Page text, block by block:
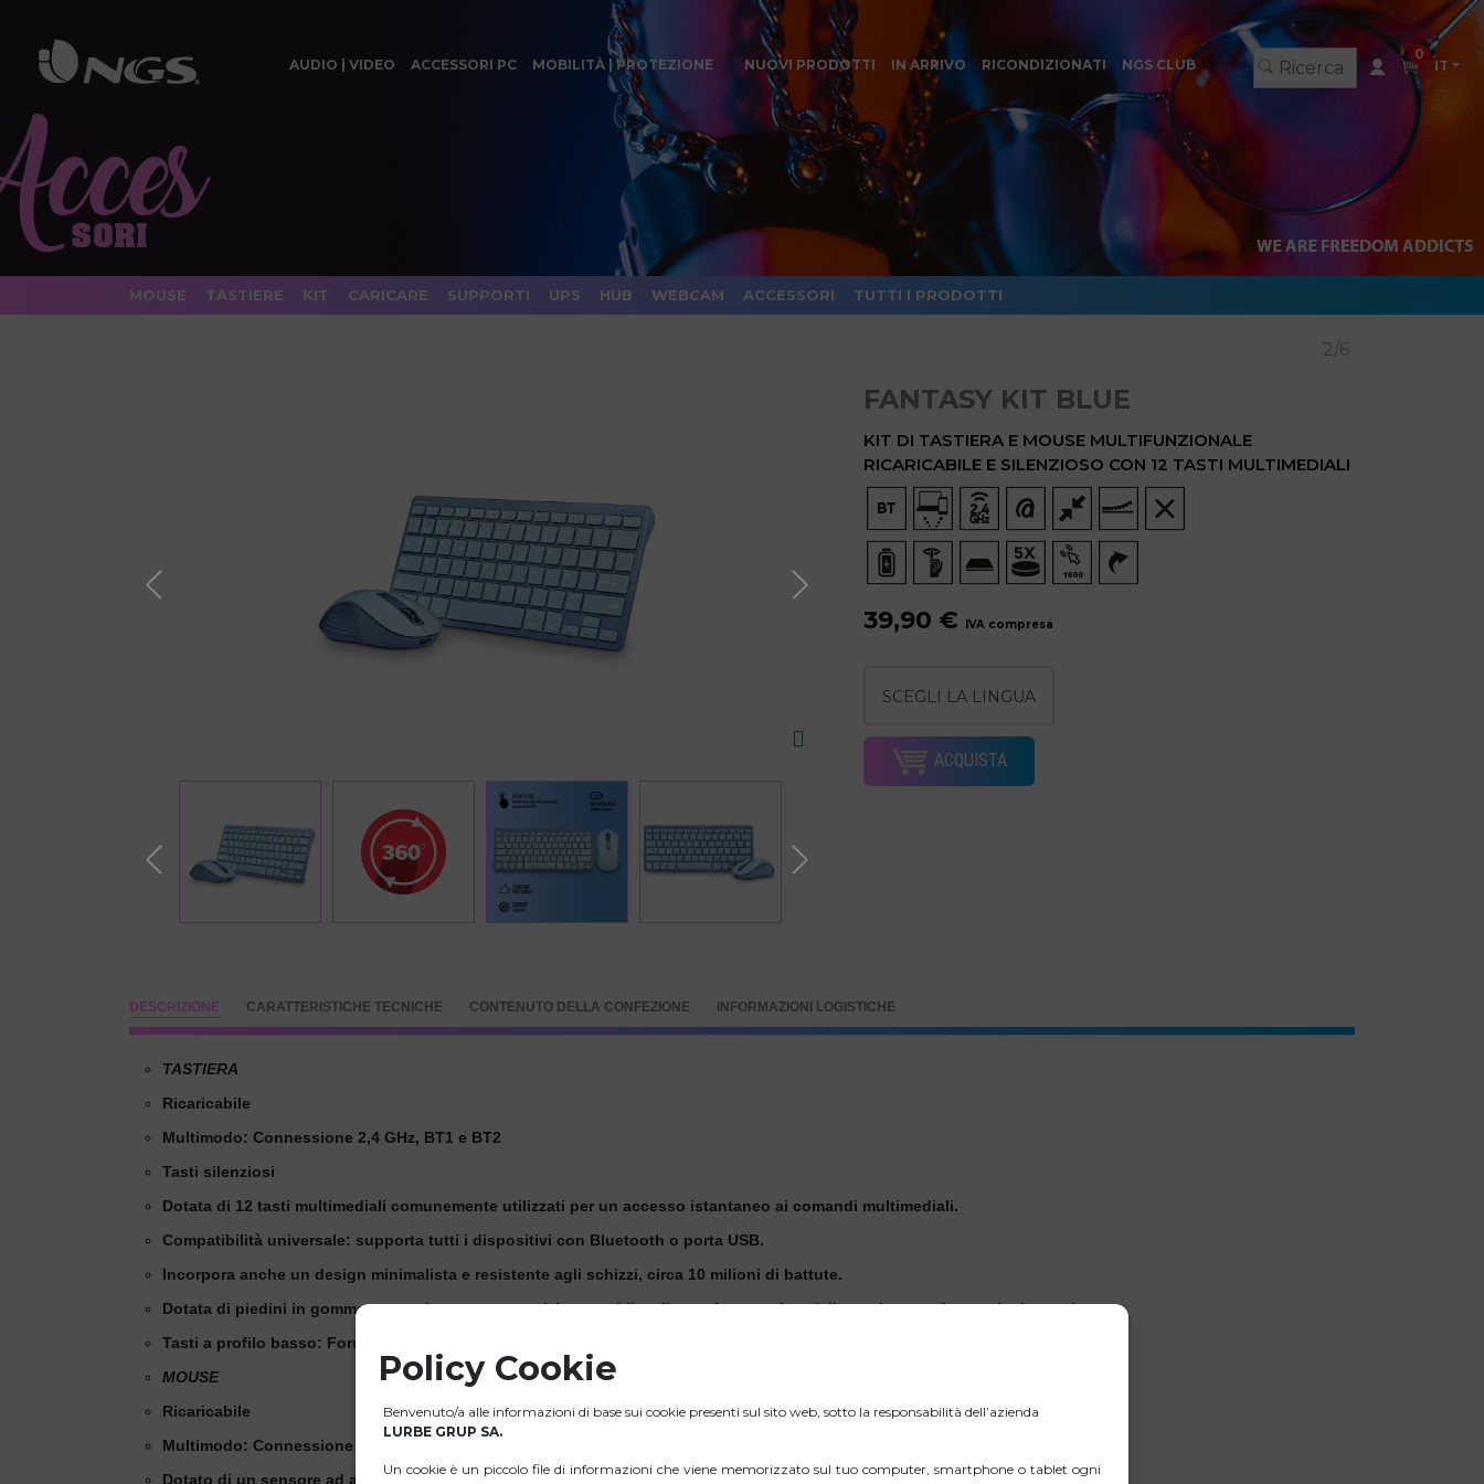
AUDIO | VIDEO ACCESSORI PC MOBILITÀ | PROTEZIONE NUOVI PRODOTTI IN ARRIVO RICONDIZIONATI NGS CLUB
0
IT
MOUSE TASTIERE KIT CARICARE SUPPORTI UPS HUB WEBCAM ACCESSORI TUTTI I PRODOTTI
2/6
FANTASY KIT BLUE
KIT DI TASTIERA E MOUSE MULTIFUNZIONALE
RICARICABILE E SILENZIOSO CON 12 TASTI MULTIMEDIALI
39,90 € IVA compresa
ACQUISTA
DESCRIZIONE CARATTERISTICHE TECNICHE CONTENUTO DELLA CONFEZIONE INFORMAZIONI LOGISTICHE
TASTIERA
Ricaricabile
Multimodo: Connessione 2,4 GHz, BT1 e BT2
Tasti silenziosi
Dotata di 12 tasti multimediali comunemente utilizzati per un accesso istantaneo ai comandi multimediali.
Compatibilità universale: supporta tutti i dispositivi con Bluetooth o porta USB.
Incorpora anche un design minimalista e resistente agli schizzi, circa 10 milioni di battute.
Dotata di piedini in gomma per assicurare una posizione stabile e il massimo comfort della tastiera e evitare scivolamenti.
Tasti a profilo basso: Fornisce un'impareggiabile sensazione al tatto.
MOUSE
Ricaricabile
Multimodo: Connessione 2,4 GHz, BT1 e BT2
Dotato di un sensore ad alte prestazioni, DPI: 1600.
Policy Cookie
Benvenuto/a alle informazioni di base sui cookie presenti sul sito web, sotto la responsabilità dell’azienda
LURBE GRUP SA.
Un cookie è un piccolo file di informazioni che viene memorizzato sul tuo computer, smartphone o tablet ogni